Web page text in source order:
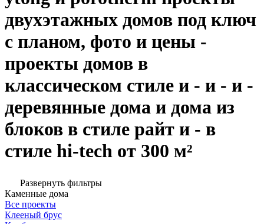
двухэтажных домов под ключ
с планом, фото и цены -
проекты домов в
классическом стиле и - и - и -
деревянные дома и дома из
блоков в стиле райт и - в
стиле hi-tech от 300 м²
Развернуть фильтры
Каменные дома
Все проекты
Клееный брус